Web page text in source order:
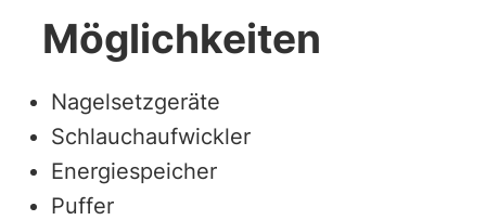
Möglichkeiten
Nagelsetzgeräte
Schlauchaufwickler
Energiespeicher
Puffer